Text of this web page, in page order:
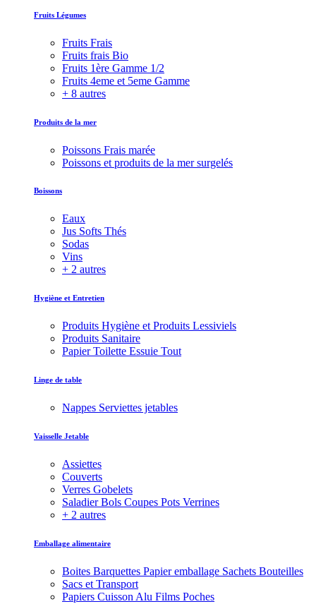
Fruits Légumes
Fruits Frais
Fruits frais Bio
Fruits 1ère Gamme 1/2
Fruits 4eme et 5eme Gamme
+ 8 autres
Produits de la mer
Poissons Frais marée
Poissons et produits de la mer surgelés
Boissons
Eaux
Jus Softs Thés
Sodas
Vins
+ 2 autres
Hygiène et Entretien
Produits Hygiène et Produits Lessiviels
Produits Sanitaire
Papier Toilette Essuie Tout
Linge de table
Nappes Serviettes jetables
Vaisselle Jetable
Assiettes
Couverts
Verres Gobelets
Saladier Bols Coupes Pots Verrines
+ 2 autres
Emballage alimentaire
Boites Barquettes Papier emballage Sachets Bouteilles
Sacs et Transport
Papiers Cuisson Alu Films Poches